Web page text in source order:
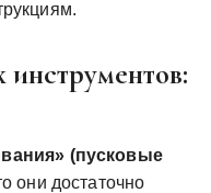
(пусковые
они достаточно